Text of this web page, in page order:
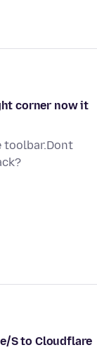
corner now it
toolbar.Dont
S to Cloudflare